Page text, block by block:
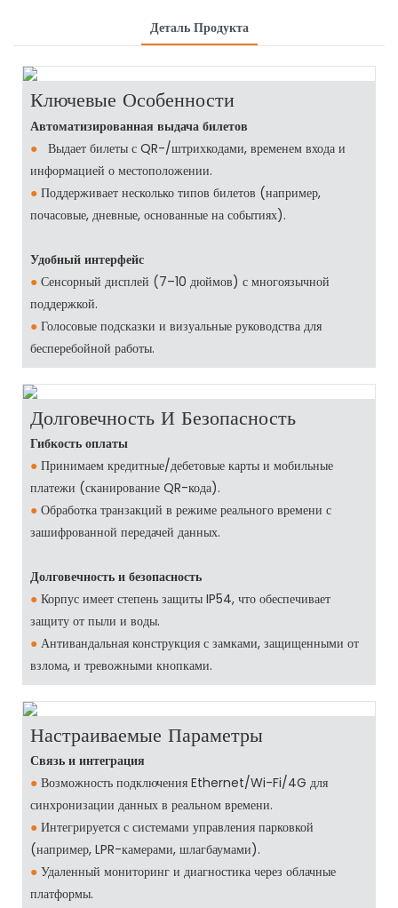
Деталь Продукта
Ключевые Особенности
Автоматизированная выдача билетов
●
Выдает билеты с QR-/штрихкодами, временем входа и
информацией о местоположении.
● Поддерживает несколько типов билетов (например,
почасовые, дневные, основанные на событиях).
Удобный интерфейс
● Сенсорный дисплей (7–10 дюймов) с многоязычной
поддержкой.
● Голосовые подсказки и визуальные руководства для
бесперебойной работы.
Долговечность И Безопасность
Гибкость оплаты
● Принимаем кредитные/дебетовые карты и мобильные
платежи (сканирование QR-кода).
● Обработка транзакций в режиме реального времени с
зашифрованной передачей данных.
Долговечность и безопасность
● Корпус имеет степень защиты IP54, что обеспечивает
защиту от пыли и воды.
● Антивандальная конструкция с замками, защищенными от
взлома, и тревожными кнопками.
Настраиваемые Параметры
Связь и интеграция
● Возможность подключения Ethernet/Wi-Fi/4G для
синхронизации данных в реальном времени.
● Интегрируется с системами управления парковкой
(например, LPR-камерами, шлагбаумами).
● Удаленный мониторинг и диагностика через облачные
платформы.